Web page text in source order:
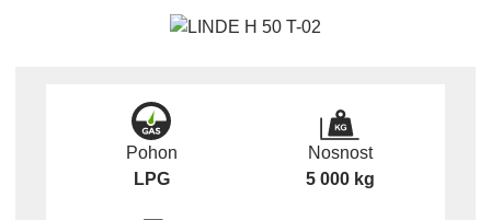
Pohon
LPG
Nosnost
5 000 kg